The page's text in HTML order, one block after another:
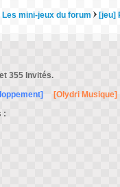
Les mini-jeux du forum [jeu]
355 Invités.
[Olydri Musique]
: